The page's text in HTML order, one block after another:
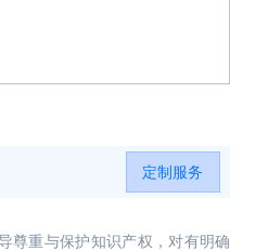
定制服务
尊重与保护知识产权，对有明确